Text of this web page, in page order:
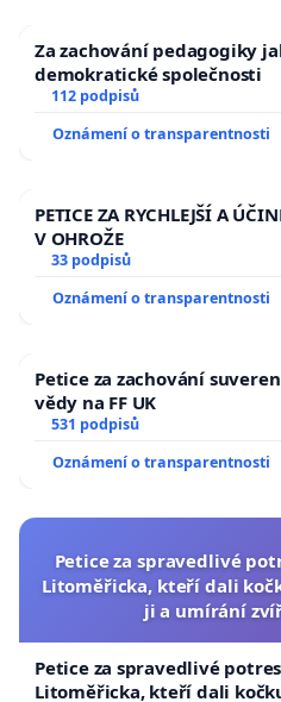
Za zachování pedagogiky
demokratické společnosti
112 podpisů
Oznámení o transparentnosti
PETICE ZA RYCHLEJŠÍ A
V OHROŽE
33 podpisů
Oznámení o transparentnosti
Petice za zachování
vědy na FF UK
531 podpisů
Oznámení o transparentnosti
Petice za spravedlivé
Litoměřicka, kteří dali
ji a umírání
Petice za spravedlivé
Litoměřicka, kteří dali